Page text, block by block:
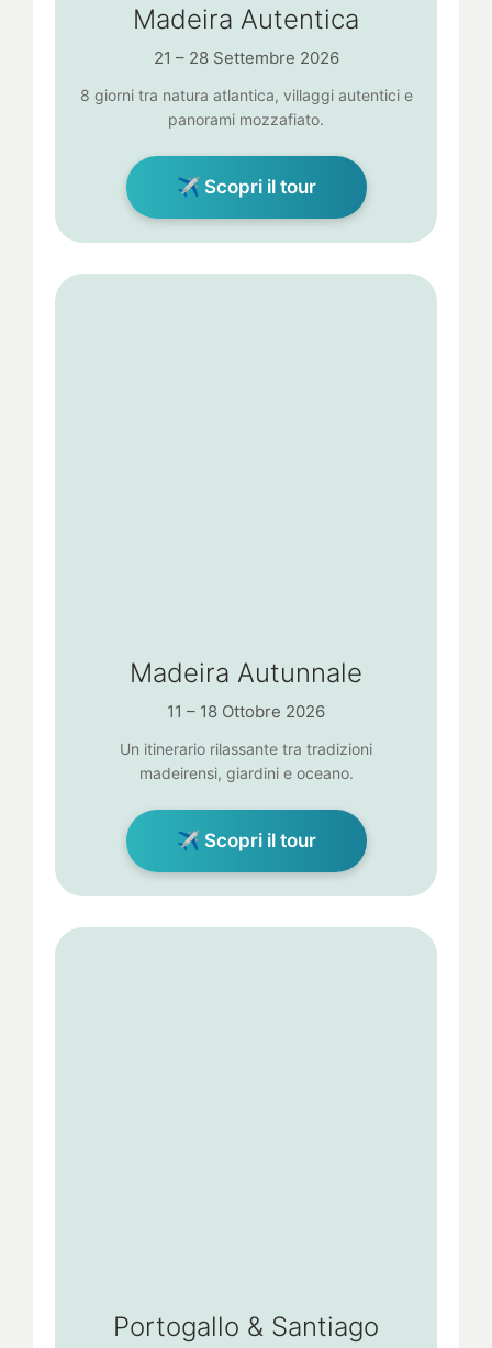
Madeira Autentica
21 – 28 Settembre 2026
8 giorni tra natura atlantica, villaggi autentici e
panorami mozzafiato.
✈ Scopri il tour
Madeira Autunnale
11 – 18 Ottobre 2026
Un itinerario rilassante tra tradizioni
madeirensi, giardini e oceano.
✈ Scopri il tour
Portogallo & Santiago